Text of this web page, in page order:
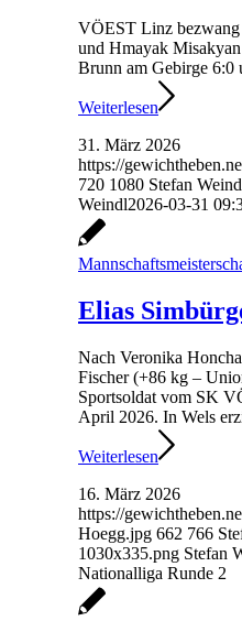
VÖEST Linz bezwang
und Hmayak
Brunn am Gebirge 6:0
Weiterlesen
31. März 2026
https://
720 1080 Stefan
Weindl2026-03-31
Elias
Nach Veronika
Fischer (+86 kg –
Sportsoldat vom SK
April 2026. In Wels
Weiterlesen
16. März 2026
https://
Hoegg.jpg 662 766
1030x335.png Stefan
Nationalliga Runde 2